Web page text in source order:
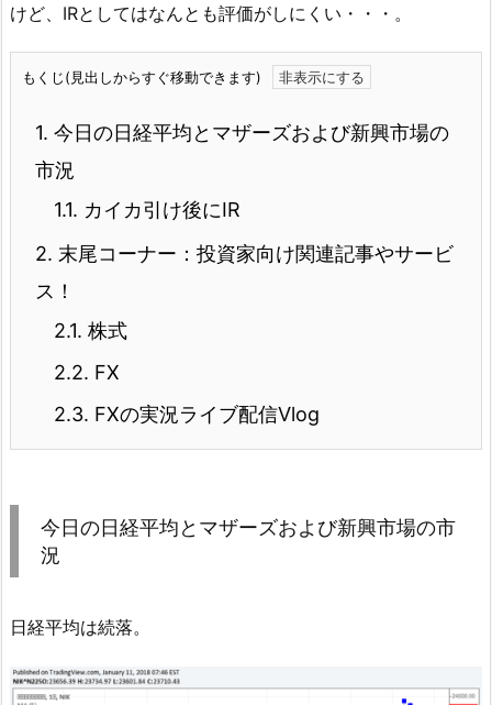
けど、IRとしてはなんとも評価がしにくい・・・。
もくじ(見出しからすぐ移動できます)
1. 今日の日経平均とマザーズおよび新興市場の
市況
1.1. カイカ引け後にIR
2. 末尾コーナー：投資家向け関連記事やサービ
ス！
2.1. 株式
2.2. FX
2.3. FXの実況ライブ配信Vlog
今日の日経平均とマザーズおよび新興市場の市
況
日経平均は続落。